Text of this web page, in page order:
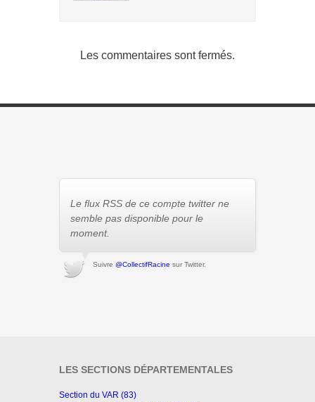
Les commentaires sont fermés.
Le flux RSS de ce compte twitter ne
semble pas disponible pour le
moment.
Suivre @CollectifRacine sur Twitter.
LES SECTIONS DÉPARTEMENTALES
Section du VAR (83)